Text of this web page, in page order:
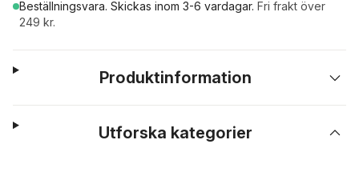
Beställningsvara. Skickas inom 3-6 vardagar. Fri frakt över
249 kr.
Produktinformation
Utforska kategorier